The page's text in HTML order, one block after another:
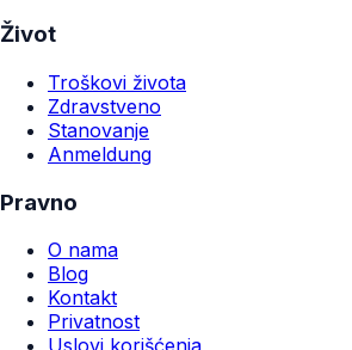
Život
Troškovi života
Zdravstveno
Stanovanje
Anmeldung
Pravno
O nama
Blog
Kontakt
Privatnost